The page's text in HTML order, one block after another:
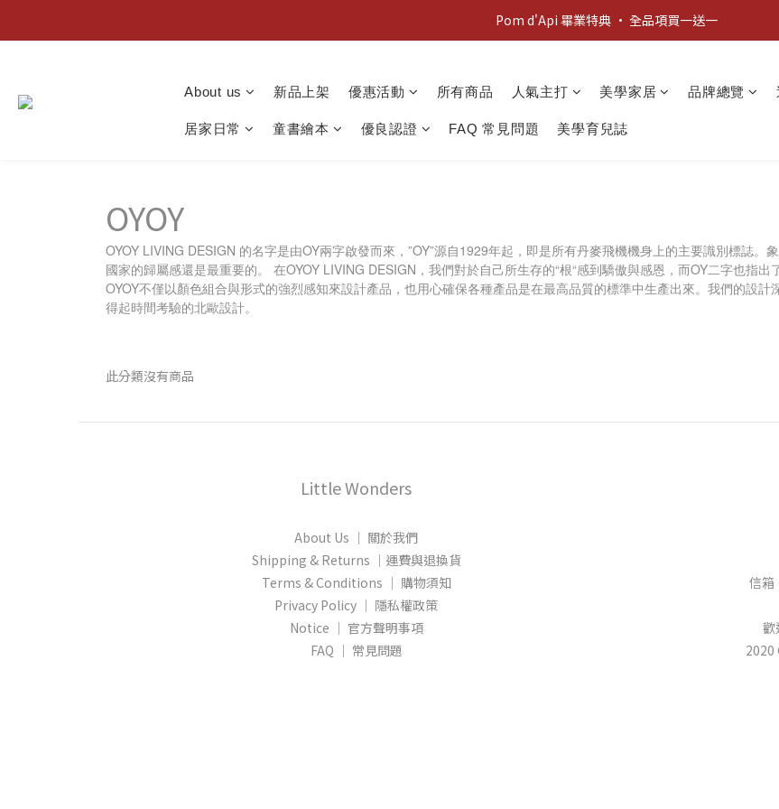
新客歡迎禮：輸入 "welcome10" 享首單九折！
Pom d'Api 畢業特典 · 全品項買一送一
About us 新品上架 優惠活動 所有商品 人氣主打 美學家居 品牌總覽
居家日常 童書繪本 優良認證 FAQ 常見問題 美學育兒誌
OYOY
OYOY LIVING DESIGN 的名字是由OY兩字啟發而來，”OY”源自1929年起，即是所有丹麥飛機機身上的主要識別標誌
國家的歸屬感還是最重要的。 在OYOY LIVING DESIGN，我們對於自己所生存的“根“感到驕傲與感恩，而OY二字也指
OYOY不僅以顏色組合與形式的強烈感知來設計產品，也用心確保各種產品是在最高品質的標準中生產出來。我們的設
得起時間考驗的北歐設計。
此分類沒有商品
Little Wonders
About Us │ 關於我們
Shipping & Returns │運費與退換貨
Terms & Conditions │ 購物須知
Privacy Policy │ 隱私權政策
Notice │ 官方聲明事項
FAQ │ 常見問題
信
歡